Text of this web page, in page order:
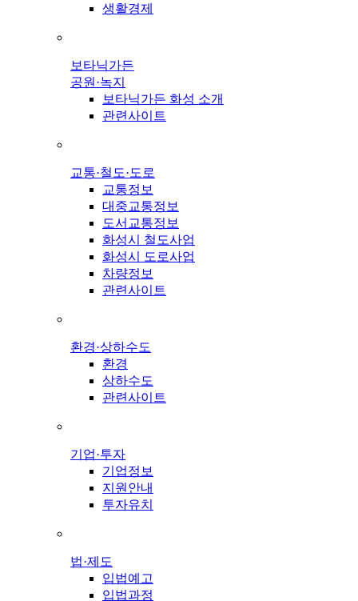
생활경제
보타닉가든
공원·녹지
보타닉가든 화성 소개
관련사이트
교통·철도·도로
교통정보
대중교통정보
도서교통정보
화성시 철도사업
화성시 도로사업
차량정보
관련사이트
환경·상하수도
환경
상하수도
관련사이트
기업·투자
기업정보
지원안내
투자유치
법·제도
입법예고
입법과정